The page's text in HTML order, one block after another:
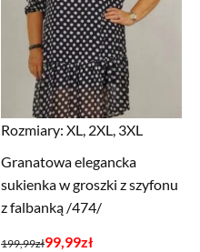
Rozmiary: XL, 2XL, 3XL
Granatowa elegancka
sukienka w groszki z szyfonu
z falbanką /474/
199,99zł
Pierwotna
99,99zł
Aktualna